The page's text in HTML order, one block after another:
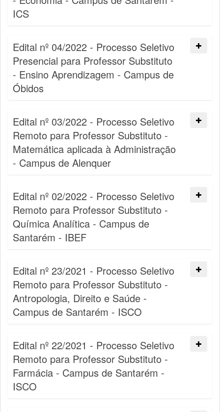
ICS
Edital nº 04/2022 - Processo Seletivo
Presencial para Professor Substituto
- Ensino Aprendizagem - Campus de
Óbidos
Edital nº 03/2022 - Processo Seletivo
Remoto para Professor Substituto -
Matemática aplicada à Administração
- Campus de Alenquer
Edital nº 02/2022 - Processo Seletivo
Remoto para Professor Substituto -
Química Analítica - Campus de
Santarém - IBEF
Edital nº 23/2021 - Processo Seletivo
Remoto para Professor Substituto -
Antropologia, Direito e Saúde -
Campus de Santarém - ISCO
Edital nº 22/2021 - Processo Seletivo
Remoto para Professor Substituto -
Farmácia - Campus de Santarém -
ISCO